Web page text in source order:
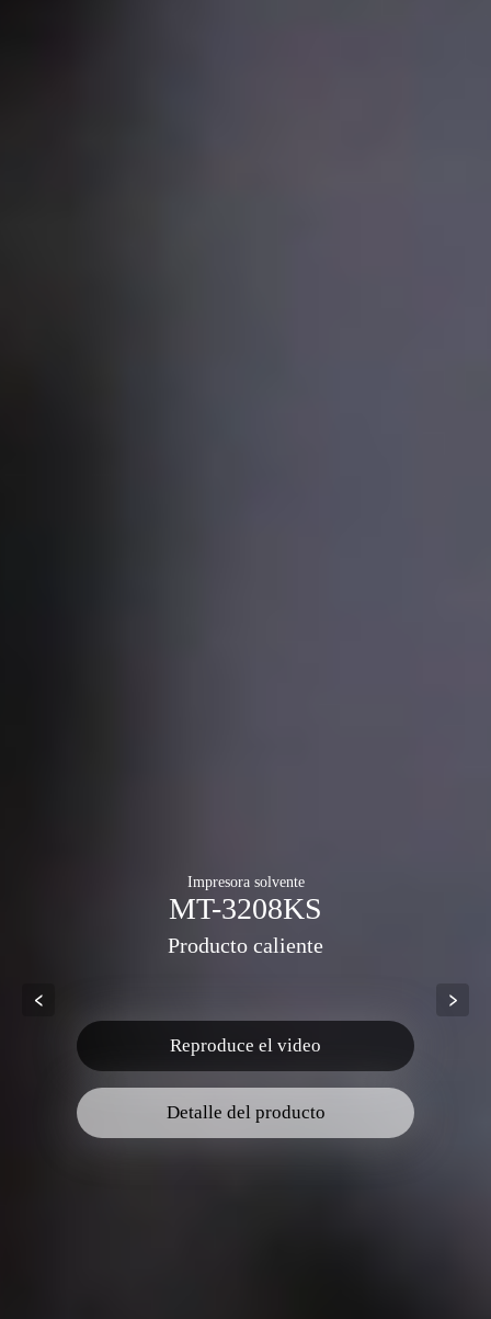
Impresora solvente
MT-3208KS
Producto caliente
Reproduce el video
Detalle del producto